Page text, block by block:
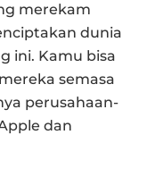
merekam
dunia
ini. Kamu bisa
semasa
perusahaan-
dan